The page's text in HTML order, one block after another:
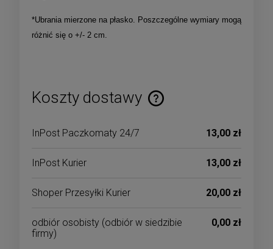
*Ubrania mierzone na płasko. Poszczególne wymiary mogą
różnić się o +/- 2 cm.
Koszty dostawy
Cena nie zawiera ewentualnych kosztów płatności
InPost Paczkomaty 24/7 13,00 zł
InPost Kurier 13,00 zł
Shoper Przesyłki Kurier 20,00 zł
odbiór osobisty (odbiór w siedzibie
firmy)
0,00 zł